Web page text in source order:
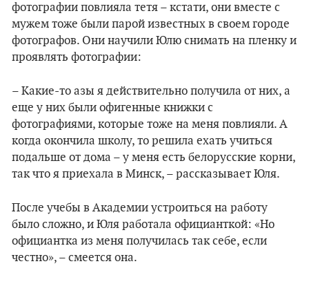
фотографии повлияла тетя – кстати, они вместе с
мужем тоже были парой известных в своем городе
фотографов. Они научили Юлю снимать на пленку и
проявлять фотографии:
– Какие-то азы я действительно получила от них, а
еще у них были офигенные книжки с
фотографиями, которые тоже на меня повлияли. А
когда окончила школу, то решила ехать учиться
подальше от дома – у меня есть белорусские корни,
так что я приехала в Минск, – рассказывает Юля.
После учебы в Академии устроиться на работу
было сложно, и Юля работала официанткой: «Но
официантка из меня получилась так себе, если
честно», – смеется она.